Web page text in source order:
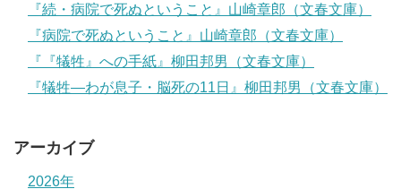
『続・病院で死ぬということ』山崎章郎（文春文庫）
『病院で死ぬということ』山崎章郎（文春文庫）
『『犠牲』への手紙』柳田邦男（文春文庫）
『犠牲―わが息子・脳死の11日』柳田邦男（文春文庫）
アーカイブ
2026年